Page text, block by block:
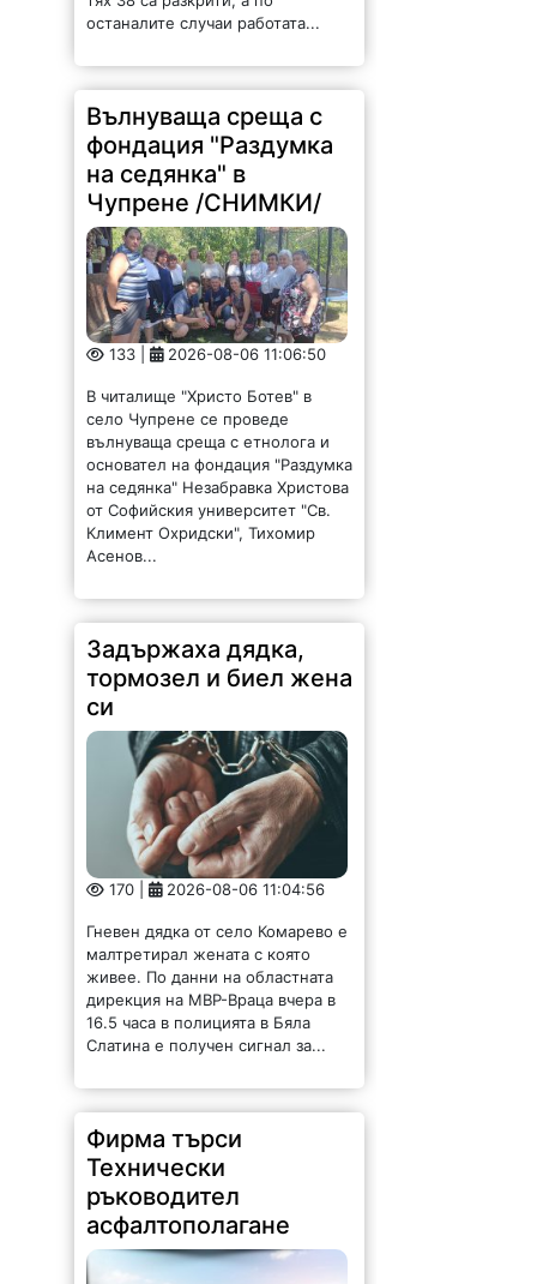
останалите случаи работата...
Вълнуваща среща с
фондация "Раздумка
на седянка" в
Чупрене /СНИМКИ/
133 | 2026-08-06 11:06:50
В читалище "Христо Ботев" в
село Чупрене се проведе
вълнуваща среща с етнолога и
основател на фондация "Раздумка
на седянка" Незабравка Христова
от Софийския университет "Св.
Климент Охридски", Тихомир
Асенов...
Задържаха дядка,
тормозел и биел жена
си
170 | 2026-08-06 11:04:56
Гневен дядка от село Комарево е
малтретирал жената с която
живее. По данни на областната
дирекция на МВР-Враца вчера в
16.5 часа в полицията в Бяла
Слатина е получен сигнал за...
Фирма търси
Технически
ръководител
асфалтополагане